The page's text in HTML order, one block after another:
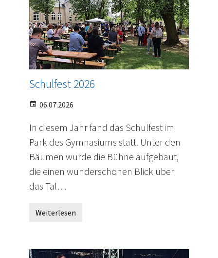
Schulfest 2026
06.07.2026
In diesem Jahr fand das Schulfest im
Park des Gymnasiums statt. Unter den
Bäumen wurde die Bühne aufgebaut,
die einen wunderschönen Blick über
das Tal…
Weiterlesen